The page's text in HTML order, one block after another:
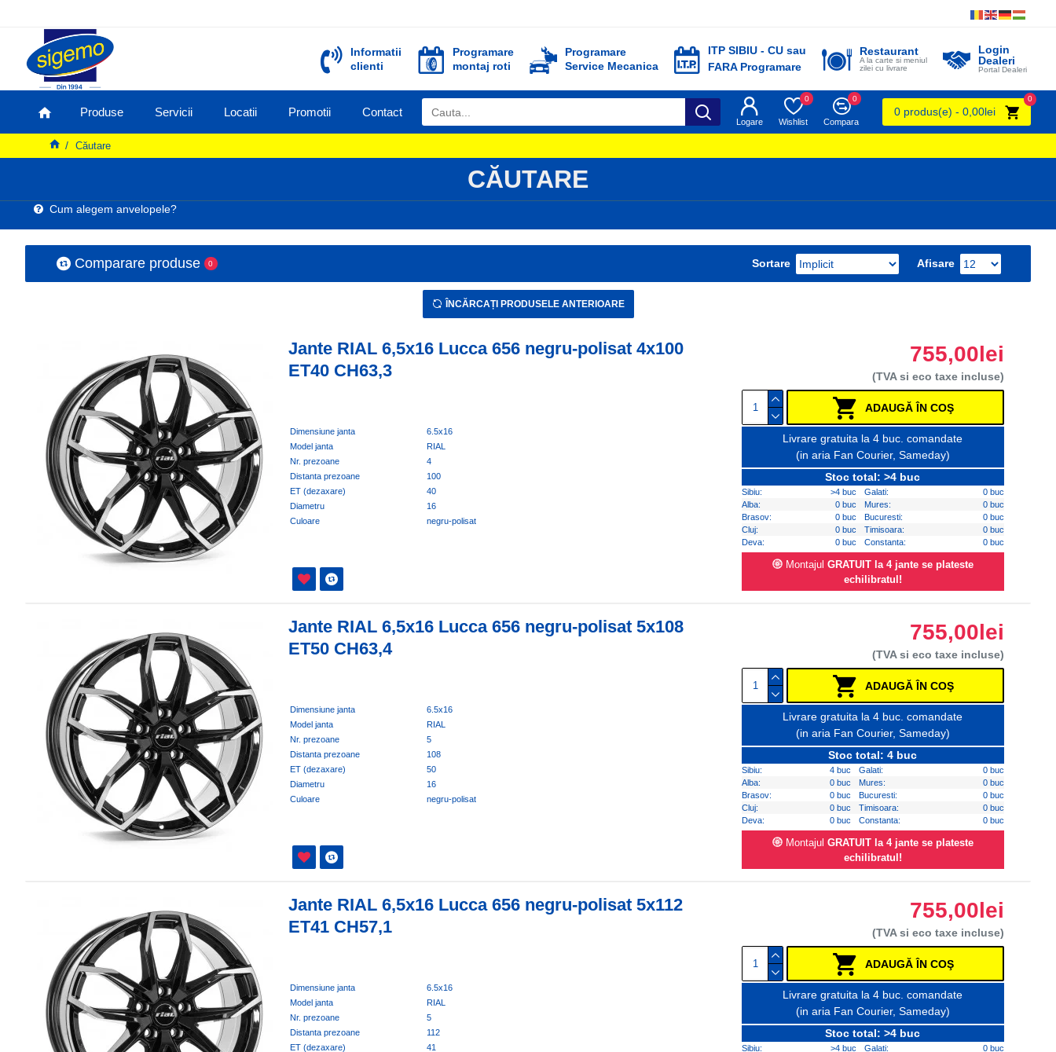
Informatii
clienti
Programare
montaj roti
Programare
Service Mecanica
ITP SIBIU - CU sau
FARA Programare
Restaurant
A la carte si meniul
zilei cu livrare
Login
Dealeri
Portal Dealeri
Produse Servicii Locatii Promotii Contact
Logare Wishlist
0
Compara
0
0 produs(e) - 0,00lei
0
Căutare
CĂUTARE
Cum alegem anvelopele?
Comparare produse 0 Sortare Afisare
ÎNCĂRCAȚI PRODUSELE ANTERIOARE
Jante RIAL 6,5x16 Lucca 656 negru-polisat 4x100
ET40 CH63,3
Dimensiune janta
6.5x16
Model janta
RIAL
Nr. prezoane
4
Distanta prezoane
100
ET (dezaxare)
40
Diametru
16
Culoare
negru-polisat
755,00lei
(TVA si eco taxe incluse)
ADAUGĂ ÎN COŞ
Livrare gratuita la 4 buc. comandate
(in aria Fan Courier, Sameday)
Stoc total: >4 buc
Sibiu: >4 buc Galati:
0 buc
Alba:
0 buc Mures:
0 buc
Brasov:
0 buc Bucuresti:
0 buc
Cluj:
0 buc Timisoara:
0 buc
Deva:
0 buc Constanta: 0 buc
Montajul GRATUIT la 4 jante se plateste
echilibratul!
Jante RIAL 6,5x16 Lucca 656 negru-polisat 5x108
ET50 CH63,4
Dimensiune janta
6.5x16
Model janta
RIAL
Nr. prezoane
5
Distanta prezoane
108
ET (dezaxare)
50
Diametru
16
Culoare
negru-polisat
755,00lei
(TVA si eco taxe incluse)
ADAUGĂ ÎN COŞ
Livrare gratuita la 4 buc. comandate
(in aria Fan Courier, Sameday)
Stoc total: 4 buc
Sibiu: 4 buc Galati:
0 buc
Alba:
0 buc Mures:
0 buc
Brasov:
0 buc Bucuresti:
0 buc
Cluj:
0 buc Timisoara:
0 buc
Deva:
0 buc Constanta: 0 buc
Montajul GRATUIT la 4 jante se plateste
echilibratul!
Jante RIAL 6,5x16 Lucca 656 negru-polisat 5x112
ET41 CH57,1
Dimensiune janta
6.5x16
Model janta
RIAL
Nr. prezoane
5
Distanta prezoane
112
ET (dezaxare)
41
755,00lei
(TVA si eco taxe incluse)
ADAUGĂ ÎN COŞ
Livrare gratuita la 4 buc. comandate
(in aria Fan Courier, Sameday)
Stoc total: >4 buc
Sibiu: >4 buc Galati:
0 buc